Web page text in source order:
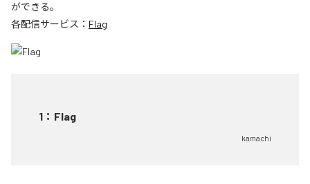
ができる。
各配信サービス： Flag
1 ： Flag
kamachi